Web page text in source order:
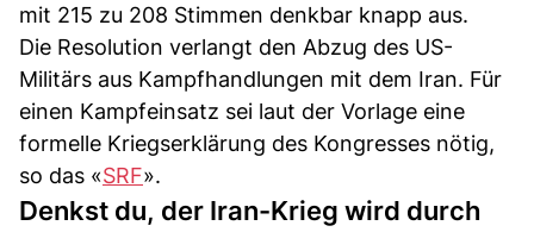
mit 215 zu 208 Stimmen denkbar knapp aus.
Die Resolution verlangt den Abzug des US-
Militärs aus Kampfhandlungen mit dem Iran. Für
einen Kampfeinsatz sei laut der Vorlage eine
formelle Kriegserklärung des Kongresses nötig,
so das «SRF».
Denkst du, der Iran-Krieg wird durch